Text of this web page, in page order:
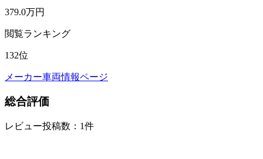
379.0万円
閲覧ランキング
132位
メーカー車両情報ページ
総合評価
レビュー投稿数：1件